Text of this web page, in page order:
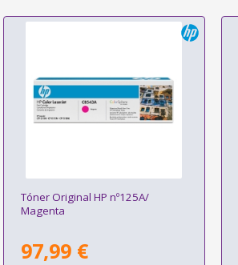
Tóner Original HP nº125A/
Magenta
97,99 €